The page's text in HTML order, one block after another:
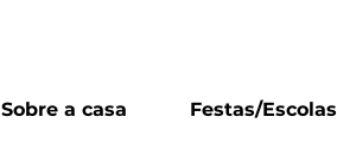
Sobre a casa Festas/Escolas